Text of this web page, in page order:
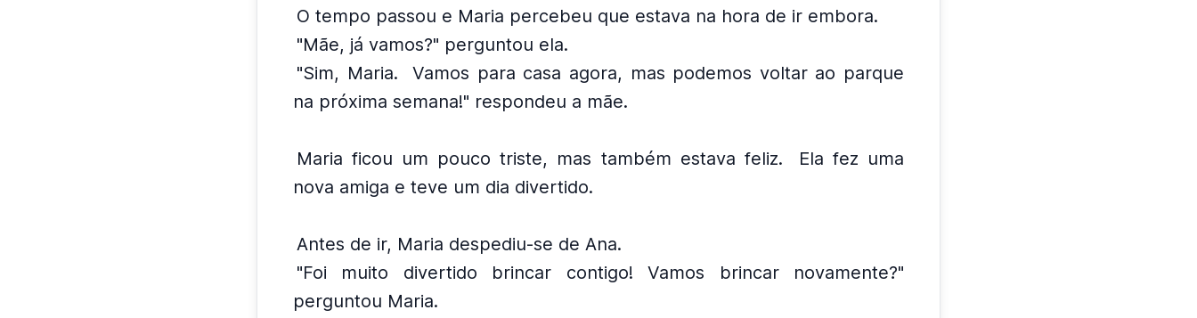
O tempo passou e Maria percebeu que estava na hora de ir embora.
"Mãe, já vamos?" perguntou ela.
"Sim, Maria.
Vamos para casa agora, mas podemos voltar ao parque
na próxima semana!" respondeu a mãe.
Maria ficou um pouco triste, mas também estava feliz.
Ela fez uma
nova amiga e teve um dia divertido.
Antes de ir, Maria despediu-se de Ana.
"Foi muito divertido brincar contigo! Vamos brincar novamente?"
perguntou Maria.